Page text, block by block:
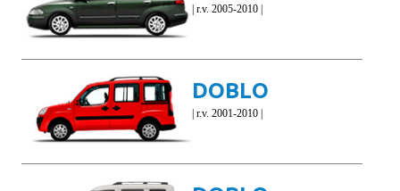
| r.v. 2005-2010 |
DOBLO
| r.v. 2001-2010 |